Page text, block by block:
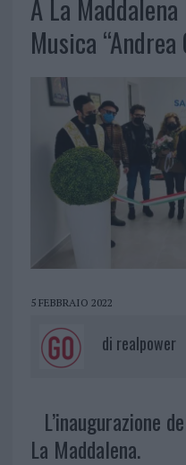
A La
Musica
5 FEBBRAIO 2022
di realpower
L’inaugurazione
La Maddalena.